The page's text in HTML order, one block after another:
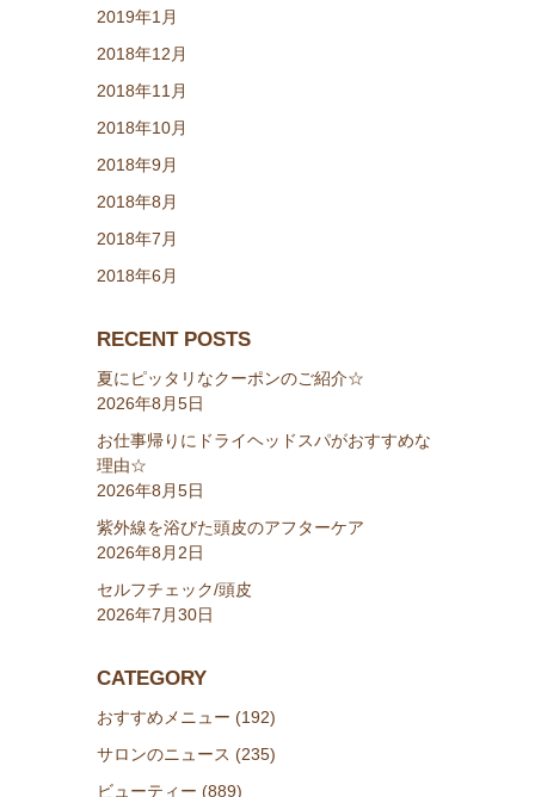
2019年1月
2018年12月
2018年11月
2018年10月
2018年9月
2018年8月
2018年7月
2018年6月
RECENT POSTS
夏にピッタリなクーポンのご紹介☆
2026年8月5日
お仕事帰りにドライヘッドスパがおすすめな
理由☆
2026年8月5日
紫外線を浴びた頭皮のアフターケア
2026年8月2日
セルフチェック/頭皮
2026年7月30日
CATEGORY
おすすめメニュー (192)
サロンのニュース (235)
ビューティー (889)